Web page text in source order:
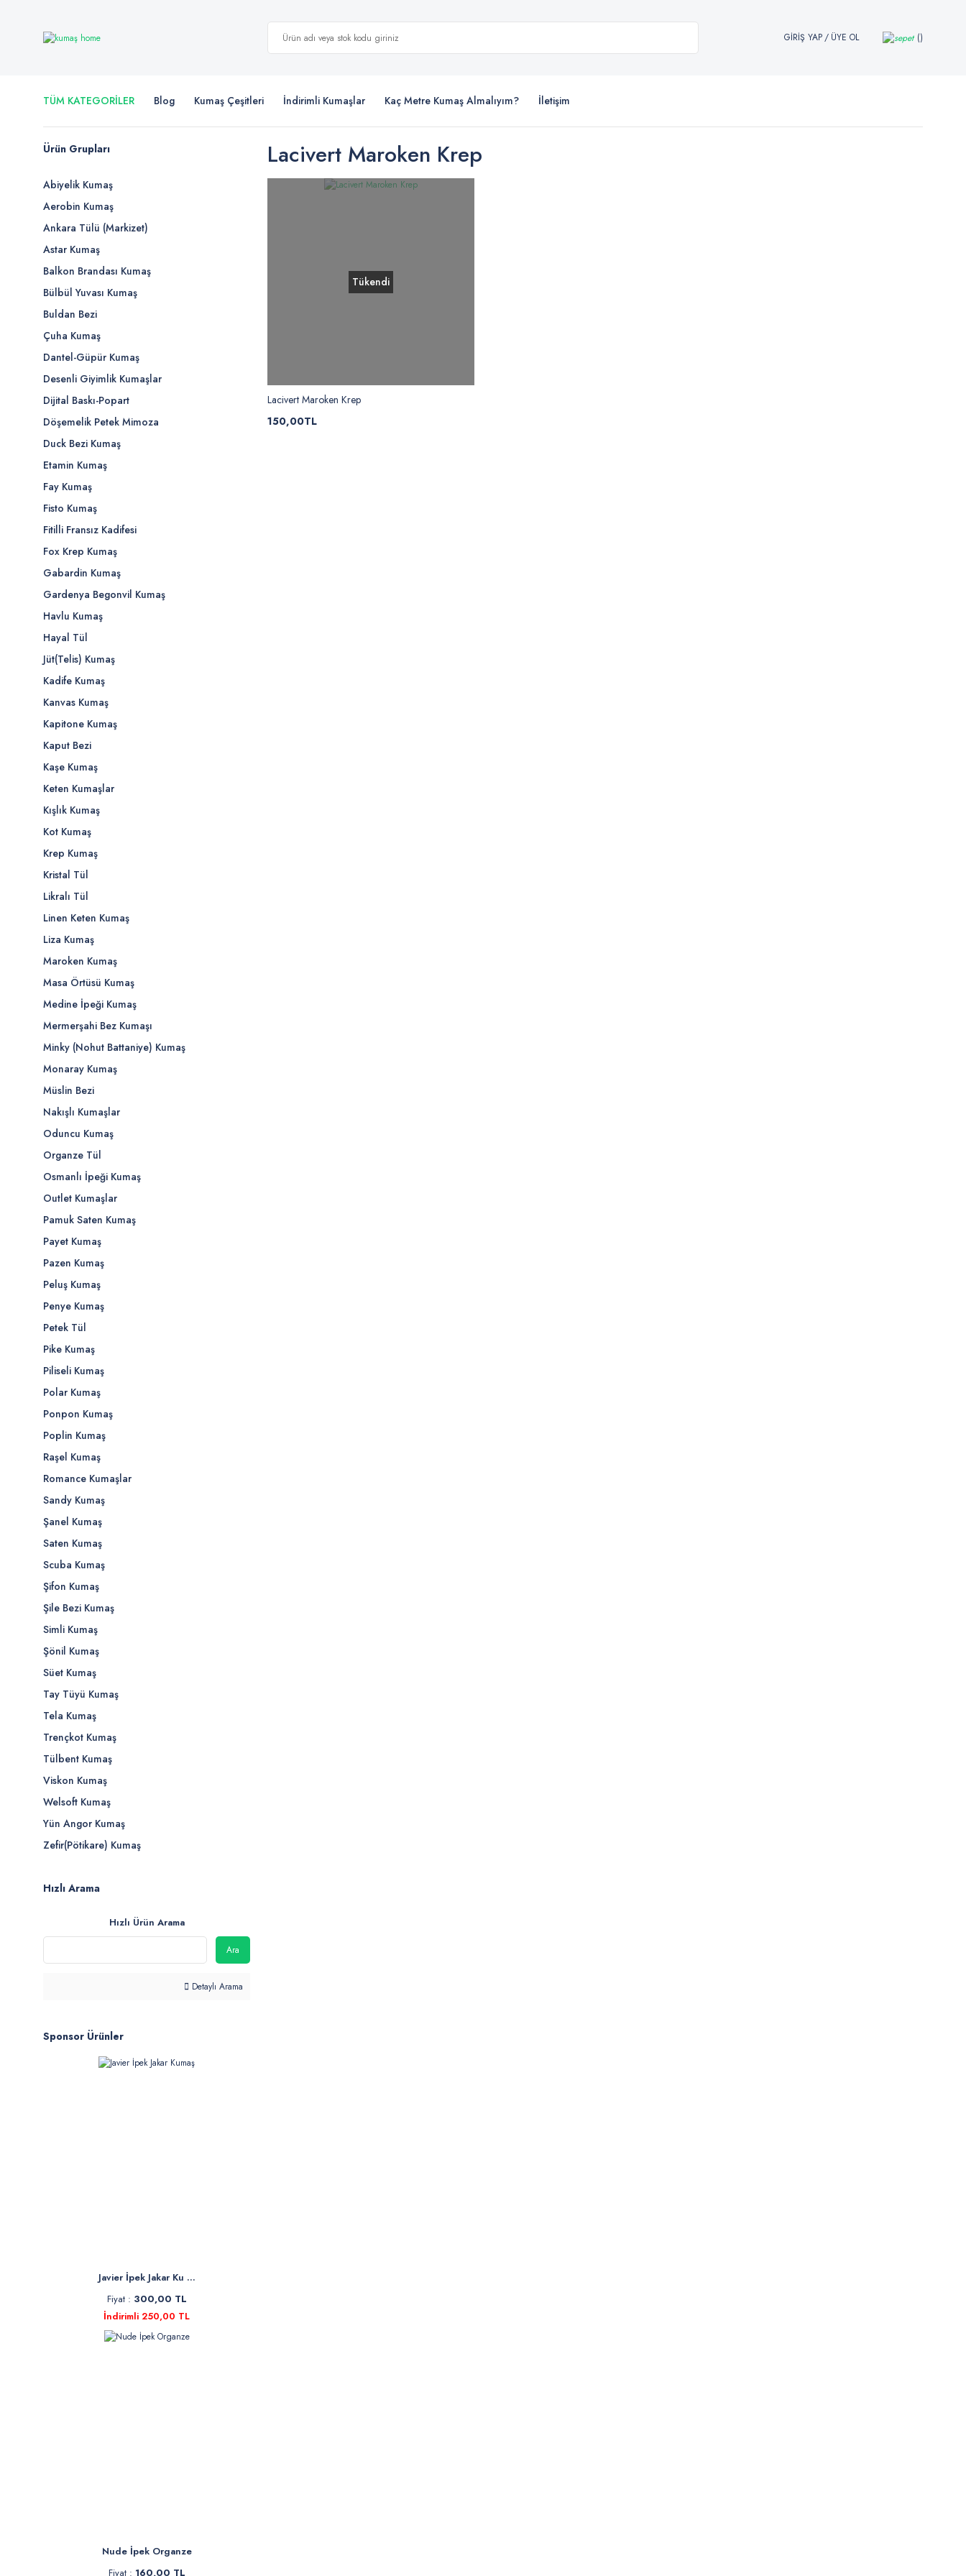
GİRİŞ YAP/ ÜYE OL
TÜM KATEGORİLER Blog Kumaş Çeşitleri İndirimli Kumaşlar Kaç Metre Kumaş Almalıyım? İletişim
Ürün Grupları
Abiyelik Kumaş
Aerobin Kumaş
Ankara Tülü (Markizet)
Astar Kumaş
Balkon Brandası Kumaş
Bülbül Yuvası Kumaş
Buldan Bezi
Çuha Kumaş
Dantel-Güpür Kumaş
Desenli Giyimlik Kumaşlar
Dijital Baskı-Popart
Döşemelik Petek Mimoza
Duck Bezi Kumaş
Etamin Kumaş
Fay Kumaş
Fisto Kumaş
Fitilli Fransız Kadifesi
Fox Krep Kumaş
Gabardin Kumaş
Gardenya Begonvil Kumaş
Havlu Kumaş
Hayal Tül
Jüt(Telis) Kumaş
Kadife Kumaş
Kanvas Kumaş
Kapitone Kumaş
Kaput Bezi
Kaşe Kumaş
Keten Kumaşlar
Kışlık Kumaş
Kot Kumaş
Krep Kumaş
Kristal Tül
Likralı Tül
Linen Keten Kumaş
Liza Kumaş
Maroken Kumaş
Masa Örtüsü Kumaş
Medine İpeği Kumaş
Mermerşahi Bez Kumaşı
Minky (Nohut Battaniye) Kumaş
Monaray Kumaş
Müslin Bezi
Nakışlı Kumaşlar
Oduncu Kumaş
Organze Tül
Osmanlı İpeği Kumaş
Outlet Kumaşlar
Pamuk Saten Kumaş
Payet Kumaş
Pazen Kumaş
Peluş Kumaş
Penye Kumaş
Petek Tül
Pike Kumaş
Piliseli Kumaş
Polar Kumaş
Ponpon Kumaş
Poplin Kumaş
Raşel Kumaş
Romance Kumaşlar
Sandy Kumaş
Şanel Kumaş
Saten Kumaş
Scuba Kumaş
Şifon Kumaş
Şile Bezi Kumaş
Simli Kumaş
Şönil Kumaş
Süet Kumaş
Tay Tüyü Kumaş
Tela Kumaş
Trençkot Kumaş
Tülbent Kumaş
Viskon Kumaş
Welsoft Kumaş
Yün Angor Kumaş
Zefir(Pötikare) Kumaş
Hızlı Arama
Hızlı Ürün Arama
Ara
Detaylı Arama
Sponsor Ürünler
Javier İpek Jakar Ku ...
Fiyat : 300,00 TL
İndirimli 250,00 TL
Nude İpek Organze
Fiyat : 160,00 TL
Lacivert Maroken Krep
Tükendi
Lacivert Maroken Krep
150,00TL